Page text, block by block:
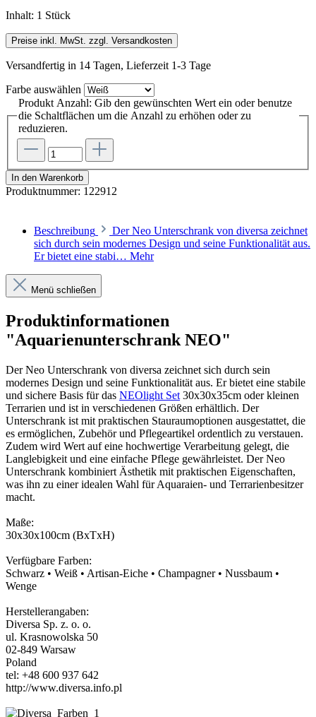
Inhalt: 1 Stück
Preise inkl. MwSt. zzgl. Versandkosten
Versandfertig in 14 Tagen, Lieferzeit 1-3 Tage
Farbe auswählen
Produkt Anzahl: Gib den gewünschten Wert ein oder benutze
die Schaltflächen um die Anzahl zu erhöhen oder zu
reduzieren.
In den Warenkorb
Produktnummer: 122912
Beschreibung
Der Neo Unterschrank von diversa zeichnet
sich durch sein modernes Design und seine Funktionalität aus.
Er bietet eine stabi… Mehr
Menü schließen
Produktinformationen
"Aquarienunterschrank NEO"
Der Neo Unterschrank von diversa zeichnet sich durch sein
modernes Design und seine Funktionalität aus. Er bietet eine stabile
und sichere Basis für das NEOlight Set 30x30x35cm oder kleinen
Terrarien und ist in verschiedenen Größen erhältlich. Der
Unterschrank ist mit praktischen Stauraumoptionen ausgestattet, die
es ermöglichen, Zubehör und Pflegeartikel ordentlich zu verstauen.
Zudem wird Wert auf eine hochwertige Verarbeitung gelegt, die
Langlebigkeit und eine einfache Pflege gewährleistet. Der Neo
Unterschrank kombiniert Ästhetik mit praktischen Eigenschaften,
was ihn zu einer idealen Wahl für Aquaraien- und Terrarienbesitzer
macht.
Maße:
30x30x100cm (BxTxH)
Verfügbare Farben:
Schwarz • Weiß • Artisan-Eiche • Champagner • Nussbaum •
Wenge
Herstellerangaben:
Diversa Sp. z. o. o.
ul. Krasnowolska 50
02-849 Warsaw
Poland
tel: +48 600 937 642
http://www.diversa.info.pl